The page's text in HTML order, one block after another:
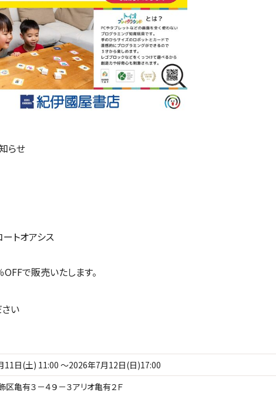
らせ
トオアシス
で販売いたします。
い
11日(土) 11:00 ～2026年7月12日(日)17:00
亀有３－４９－３アリオ亀有２Ｆ